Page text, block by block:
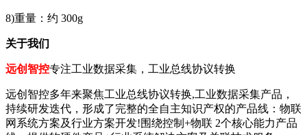
8)重量：约 300g
关于我们
远创智控专注工业数据采集，工业总线协议转换
远创智控多年来聚焦工业总线协议转换,工业数据采集产品，
持续研发迭代，形成了完整的全自主知识产权的产品线：物联
网系统方案及行业方案开发!围绕控制+物联 2个核心能力产品